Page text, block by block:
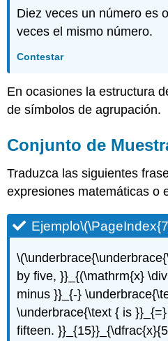
(\PageIndex{27}\)
(\PageIndex{28}\)
Ejercicio\
Ejercicio\
(\PageIndex{30}\)
Ejercicio\
Ejercicio\
Ejercicio\
(\PageIndex{33}\)
(\PageIndex{34}\)
Ejercicio\
(\PageIndex{35}\)
Ejercicio\
(\PageIndex{36}\)
Ejercicio\
(\PageIndex{37}\)
Ejercicio\
Diez veces un número es
veces el mismo número.
Contestar
En ocasiones la estructura
de símbolos de agrupación.
Conjunto de
Traduzca las siguientes
expresiones matemáticas o
Ejemplo
by five, }}_{(\mathrm{x}
minus }}_{-}
\underbrace{\text { is
fifteen.